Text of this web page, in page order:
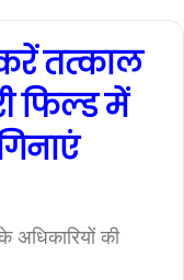
तत्काल
फिल्ड में
अधिकारियों की